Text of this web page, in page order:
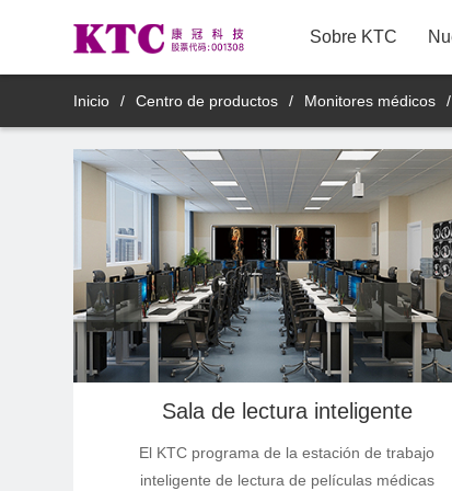
Sobre KTC
8M11YDT
TV LCD
Monitores comerciales
Monitores médicos
Productos de pantalla espejo
inteligente
Productos de Pantallas
Productos accesorios inteligentes
Inicio / Centro de productos / Monitores médicos /
Sala de lectura inteligente
El KTC programa de la estación de trabajo
inteligente de lectura de películas médicas